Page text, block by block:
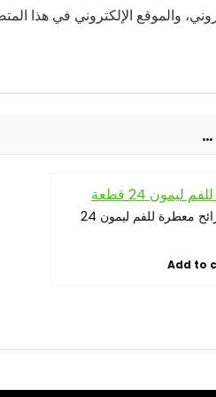
والموقع الإلكتروني في هذا
بيبرمينتس شرائح معطرة للفم ليمون 24
Add to